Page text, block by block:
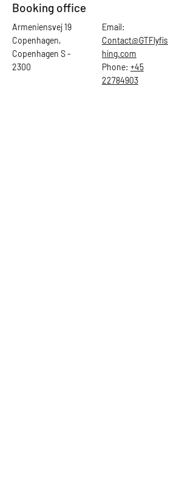
Booking office
Armeniensvej 19
Copenhagen,
Copenhagen S -
2300
Email:
Contact@GTFlyfis
hing.com
Phone: +45
22784903